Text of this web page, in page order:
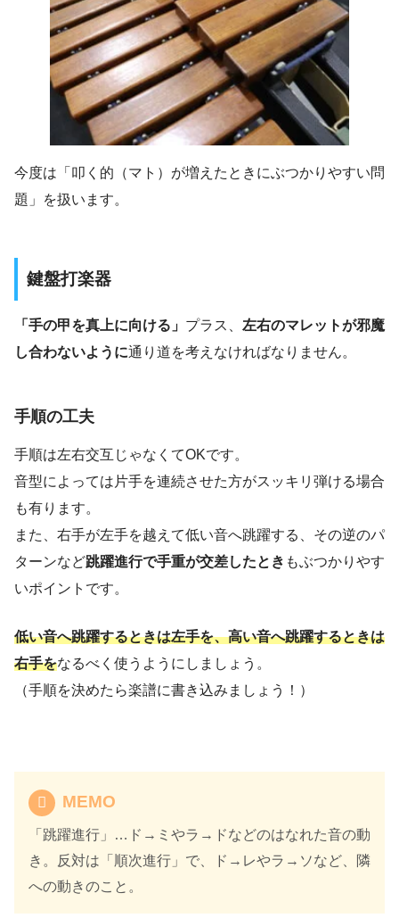
今度は「叩く的（マト）が増えたときにぶつかりやすい問
題」を扱います。
鍵盤打楽器
「手の甲を真上に向ける」 プラス、 左右のマレットが邪魔
し合わないように通り道を考えなければなりません。
手順の工夫
手順は左右交互じゃなくてOKです。
音型によっては片手を連続させた方がスッキリ弾ける場合
も有ります。
また、右手が左手を越えて低い音へ跳躍する、その逆のパ
ターンなど跳躍進行で手重が交差したとき もぶつかりやす
いポイントです。
低い音へ跳躍するときは左手を、高い音へ跳躍するときは
右手をなるべく使うようにしましょう。
（手順を決めたら楽譜に書き込みましょう！）
MEMO
「跳躍進行」…ド→ミやラ→ドなどのはなれた音の動
き。反対は「順次進行」で、ド→レやラ→ソなど、隣
への動きのこと。